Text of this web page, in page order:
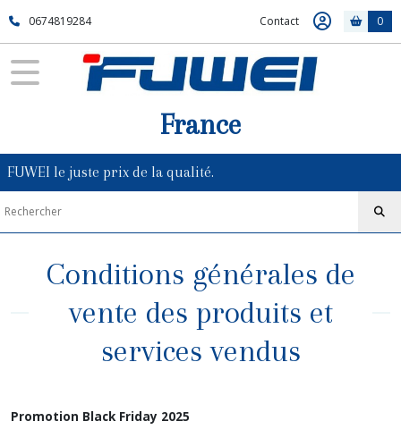
0674819284 Contact 0
France
FUWEI le juste prix de la qualité.
Conditions générales de
vente des produits et
services vendus
Promotion Black Friday 2025